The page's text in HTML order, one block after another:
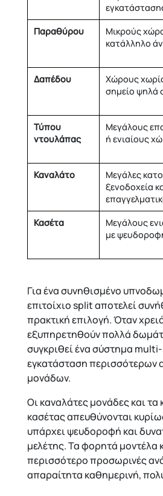
Παραθύρου
Μικρούς
κατάλληλο
Δαπέδου
Χώρους
σημείο ψηλά
Τύπου
ντουλάπας
Μεγάλους
ή ενιαίους
Καναλάτο
Μεγάλες
ξενοδοχεία
Κασέτα
Μεγάλους
με
Για ένα συνηθισμένο
επιτοίχιο split αποτελεί
πρακτική επιλογή. Όταν
εξυπηρετηθούν πολλά
συγκριθεί ένα σύστημα
εγκατάσταση περισσότερων
μονάδων.
Οι καναλάτες μονάδες και τα
κασέτας απευθύνονται
υπάρχει ψευδοροφή και
μελέτης. Τα φορητά μοντέλα
περισσότερο προσωρινές
απαραίτητα καθημερινή,